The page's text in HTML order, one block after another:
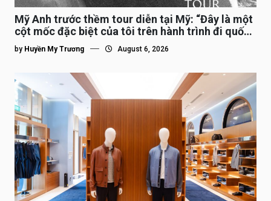
Mỹ Anh trước thềm tour diễn tại Mỹ: “Đây là một
cột mốc đặc biệt của tôi trên hành trình đi quốc
tế”
by Huyền My Trương August 6, 2026